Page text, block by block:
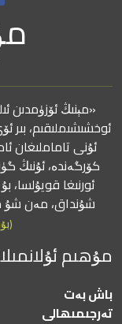
«مېنىڭ ئۆزۈمدىن
ئوخشىشىملىقىم، بىر
ئۇنى تاماملىغان
كۆرگەندە، ئۇنىڭ
ئورنىغا قويۇلسا،
شۇنداق، مەن شۇ
مۇھىم
باش بەت
تەرجىمىھالى